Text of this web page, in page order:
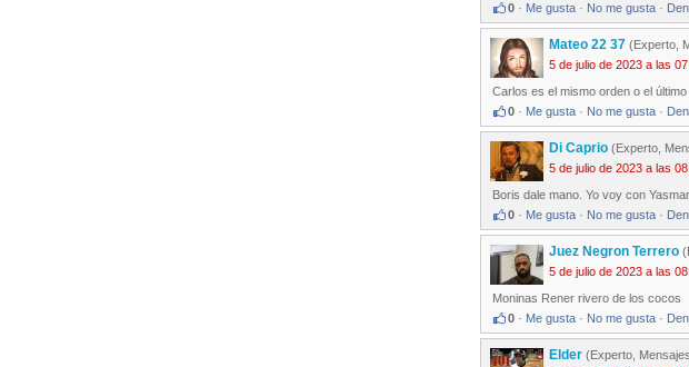
0 · Me gusta · No me gusta ·
Mateo 22 37 (Experto,
5 de julio de 2023 a las
Carlos es el mismo orden o el
0 · Me gusta · No me gusta ·
Di Caprio (Experto,
5 de julio de 2023 a las
Boris dale mano. Yo voy con
0 · Me gusta · No me gusta ·
Juez Negron Terrero
5 de julio de 2023 a las
Moninas Rener rivero de los cocos
0 · Me gusta · No me gusta ·
Elder (Experto,